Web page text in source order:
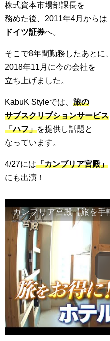
株式資本市場部課長を
務めた後、2011年4月からは
ドイツ証券へ。
そこで8年間勤務したあとに、
2018年11月に今の会社を
立ち上げました。
KabuK Styleでは、 旅の
サブスクリプションサービス
「ハフ」を提供し話題と
なっています。
4/27には「カンブリア宮殿」
にも出演！